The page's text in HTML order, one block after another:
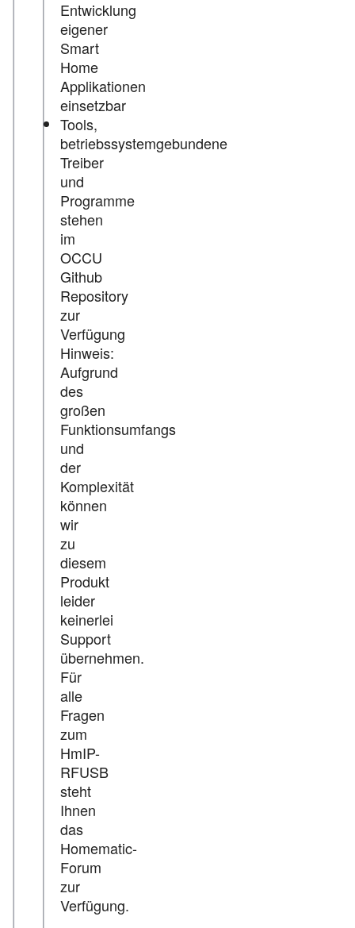
Entwicklung
eigener
Smart
Home
Applikationen
einsetzbar
Tools,
betriebssystemgebundene
Treiber
und
Programme
stehen
im
OCCU
Github
Repository
zur
Verfügung
Hinweis:
Aufgrund
des
großen
Funktionsumfangs
und
der
Komplexität
können
wir
zu
diesem
Produkt
leider
keinerlei
Support
übernehmen.
Für
alle
Fragen
zum
HmIP-
RFUSB
steht
Ihnen
das
Homematic-
Forum
zur
Verfügung.